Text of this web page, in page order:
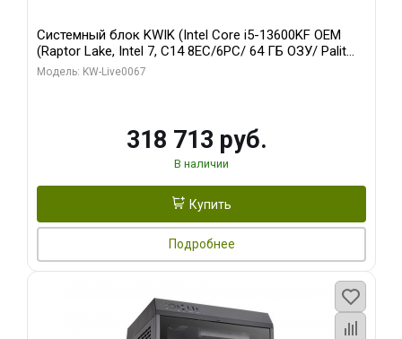
Системный блок KWIK (Intel Core i5-13600KF OEM
(Raptor Lake, Intel 7, C14 8EC/6PC/ 64 ГБ ОЗУ/ Palit
RTX5080 GAMINGPRO OC 16GB GDDR7 256bit 3xDP
Модель: KW-Live0067
318 713 руб.
В наличии
Купить
Подробнее